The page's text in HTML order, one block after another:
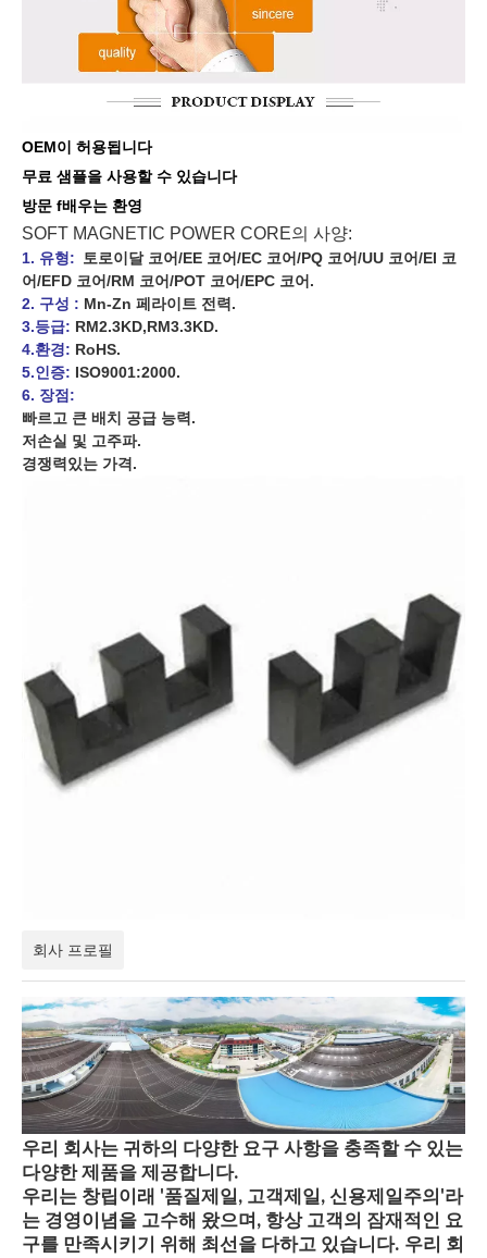
OEM이 허용됩니다
무료 샘플을 사용할 수 있습니다
방문 f배우는 환영
SOFT MAGNETIC POWER CORE의 사양:
1. 유형: 토로이달 코어/EE 코어/EC 코어/PQ 코어/UU 코어/EI 코
어/EFD 코어/RM 코어/POT 코어/EPC 코어.
2. 구성 : Mn-Zn 페라이트 전력.
3.등급: RM2.3KD,RM3.3KD.
4.환경: RoHS.
5.인증: ISO9001:2000.
6. 장점:
빠르고 큰 배치 공급 능력.
저손실 및 고주파.
경쟁력있는 가격.
회사 프로필
우리 회사는 귀하의 다양한 요구 사항을 충족할 수 있는
다양한 제품을 제공합니다.
우리는 창립이래 '품질제일, 고객제일, 신용제일주의'라
는 경영이념을 고수해 왔으며, 항상 고객의 잠재적인 요
구를 만족시키기 위해 최선을 다하고 있습니다. 우리 회